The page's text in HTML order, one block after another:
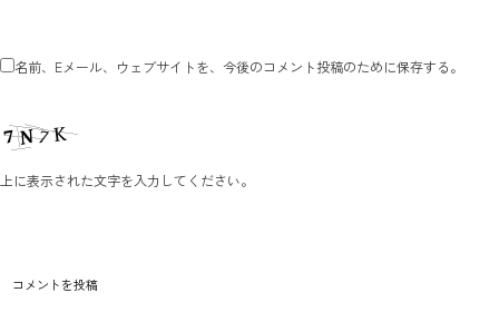
名前、Eメール、ウェブサイトを、今後のコメント投稿のために保存する。
上に表示された文字を入力してください。